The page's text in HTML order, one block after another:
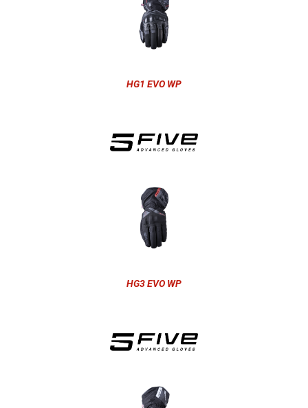
HG1 EVO WP
HG3 EVO WP